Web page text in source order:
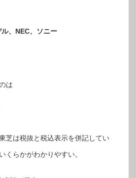
、NEC、ソニー
は
芝は税抜と税込表示を併記してい
くらかがわかりやすい。